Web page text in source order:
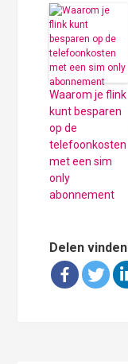
Waarom je flink
kunt besparen
op de
telefoonkosten
met een sim
only
abonnement
Delen